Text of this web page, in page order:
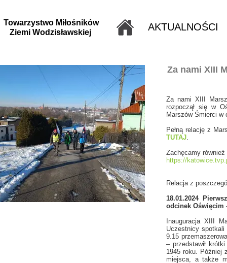
Za nami XIII
rozpoczął się w
Marszów Śmierci w
Pełną relację z
TUTAJ.
Zachęcamy
https://
Relacja z
18.01.2024
odcinek Oświęcim
Inauguracja XIII
Uczestnicy
9.15
– przedstawił
1945 roku. Później
miejsca, a także
Za nami XIII
Towarzystwo Miłośników
Ziemi Wodzisławskiej
AKTUALNOŚCI